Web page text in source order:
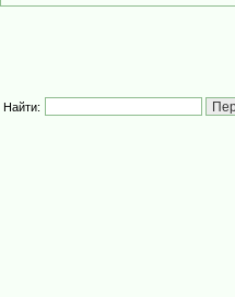
Найти: